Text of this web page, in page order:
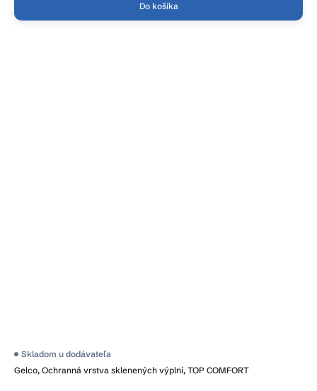
Do košíka
Gelco, Ochranná vrstva sklenených výplní, TOP COMFORT
Skladom u dodávateľa